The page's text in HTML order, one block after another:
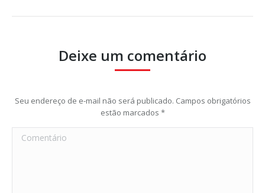
Deixe um comentário
Seu endereço de e-mail não será publicado. Campos obrigatórios
estão marcados *
Comentário